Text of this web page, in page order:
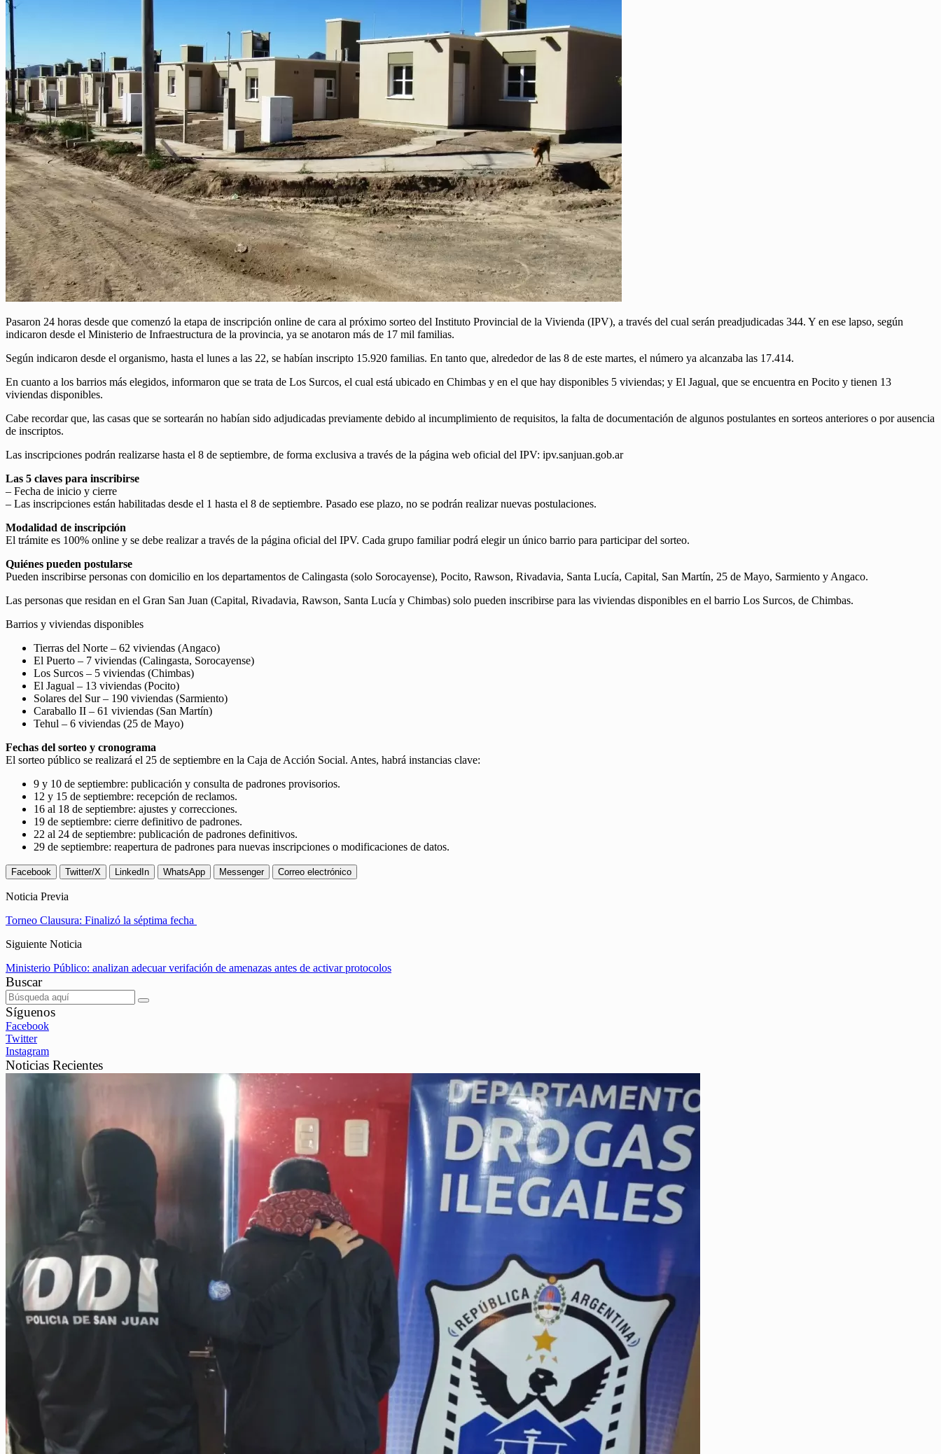
Pasaron 24 horas desde que comenzó la etapa de inscripción online de cara al próximo sorteo del Instituto Provincial de la Vivienda (IPV), a través del cual serán preadjudicadas 344. Y en ese lapso, según
indicaron desde el Ministerio de Infraestructura de la provincia, ya se anotaron más de 17 mil familias.
Según indicaron desde el organismo, hasta el lunes a las 22, se habían inscripto 15.920 familias. En tanto que, alrededor de las 8 de este martes, el número ya alcanzaba las 17.414.
En cuanto a los barrios más elegidos, informaron que se trata de Los Surcos, el cual está ubicado en Chimbas y en el que hay disponibles 5 viviendas; y El Jagual, que se encuentra en Pocito y tienen 13
viviendas disponibles.
Cabe recordar que, las casas que se sortearán no habían sido adjudicadas previamente debido al incumplimiento de requisitos, la falta de documentación de algunos postulantes en sorteos anteriores o por ausencia
de inscriptos.
Las inscripciones podrán realizarse hasta el 8 de septiembre, de forma exclusiva a través de la página web oficial del IPV: ipv.sanjuan.gob.ar
Las 5 claves para inscribirse
– Fecha de inicio y cierre
– Las inscripciones están habilitadas desde el 1 hasta el 8 de septiembre. Pasado ese plazo, no se podrán realizar nuevas postulaciones.
Modalidad de inscripción
El trámite es 100% online y se debe realizar a través de la página oficial del IPV. Cada grupo familiar podrá elegir un único barrio para participar del sorteo.
Quiénes pueden postularse
Pueden inscribirse personas con domicilio en los departamentos de Calingasta (solo Sorocayense), Pocito, Rawson, Rivadavia, Santa Lucía, Capital, San Martín, 25 de Mayo, Sarmiento y Angaco.
Las personas que residan en el Gran San Juan (Capital, Rivadavia, Rawson, Santa Lucía y Chimbas) solo pueden inscribirse para las viviendas disponibles en el barrio Los Surcos, de Chimbas.
Barrios y viviendas disponibles
Tierras del Norte – 62 viviendas (Angaco)
El Puerto – 7 viviendas (Calingasta, Sorocayense)
Los Surcos – 5 viviendas (Chimbas)
El Jagual – 13 viviendas (Pocito)
Solares del Sur – 190 viviendas (Sarmiento)
Caraballo II – 61 viviendas (San Martín)
Tehul – 6 viviendas (25 de Mayo)
Fechas del sorteo y cronograma
El sorteo público se realizará el 25 de septiembre en la Caja de Acción Social. Antes, habrá instancias clave:
9 y 10 de septiembre: publicación y consulta de padrones provisorios.
12 y 15 de septiembre: recepción de reclamos.
16 al 18 de septiembre: ajustes y correcciones.
19 de septiembre: cierre definitivo de padrones.
22 al 24 de septiembre: publicación de padrones definitivos.
29 de septiembre: reapertura de padrones para nuevas inscripciones o modificaciones de datos.
Facebook Twitter/X LinkedIn WhatsApp Messenger Correo electrónico
Noticia Previa
Torneo Clausura: Finalizó la séptima fecha
Siguiente Noticia
Ministerio Público: analizan adecuar verifación de amenazas antes de activar protocolos
Buscar
Síguenos
Facebook
Twitter
Instagram
Noticias Recientes